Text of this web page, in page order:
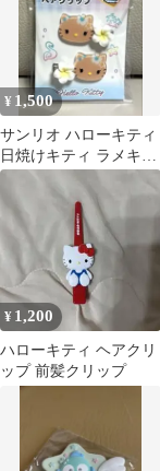
¥ 1,500
サンリオ ハローキティ
日焼けキティ ラメキラ
ヘアクリップ 前髪クリ
¥ 1,200
ハローキティ ヘアクリ
ップ 前髪クリップ